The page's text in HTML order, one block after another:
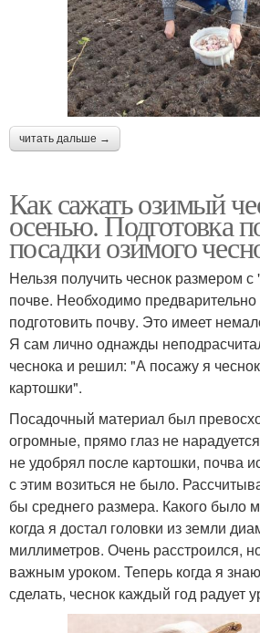
читать дальше →
Как сажать озимый
осенью. Подготовка
посадки озимого
Нельзя получить чеснок размером с
почве. Необходимо
подготовить почву. Это имеет
Я сам лично однажды
чеснока и решил: "А посажу я
картошки".
Посадочный материал был
огромные, прямо глаз не
не удобрял после картошки, почва
с этим возиться не было.
бы среднего размера. Какого было
когда я достал головки из земли
миллиметров. Очень расстроился,
важным уроком. Теперь когда я
сделать, чеснок каждый год радует